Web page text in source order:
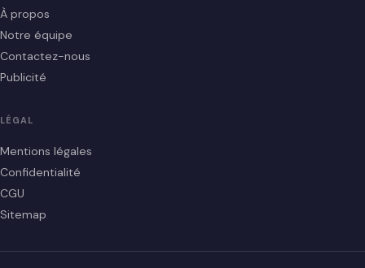
À propos
Notre équipe
Contactez-nous
Publicité
LÉGAL
Mentions légales
Confidentialité
CGU
Sitemap